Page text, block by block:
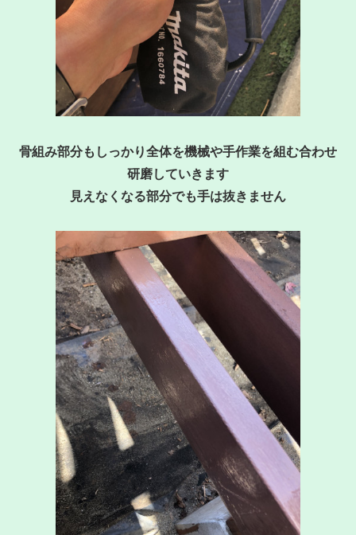
骨組み部分もしっかり全体を機械や手作業を組む合わせ
研磨していきます
見えなくなる部分でも手は抜きません